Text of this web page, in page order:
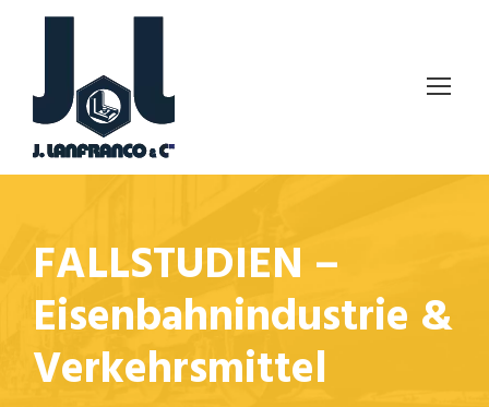
FALLSTUDIEN –
Eisenbahnindustrie &
Verkehrsmittel